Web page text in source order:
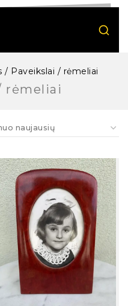
/ Paveikslai / rėmeliai
rėmeliai